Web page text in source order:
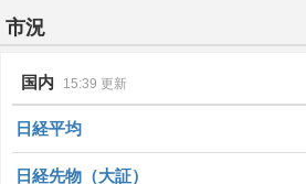
市況
国内 15:39 更新
日経平均
日経先物（大証）